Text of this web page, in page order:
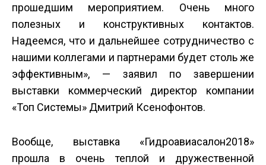
прошедшим мероприятием. Очень много
полезных и конструктивных контактов.
Надеемся, что и дальнейшее сотрудничество с
нашими коллегами и партнерами будет столь же
эффективным», — заявил по завершении
выставки коммерческий директор компании
«Топ Системы» Дмитрий Ксенофонтов.
Вообще, выставка «Гидроавиасалон­2018»
прошла в очень теплой и дружественной